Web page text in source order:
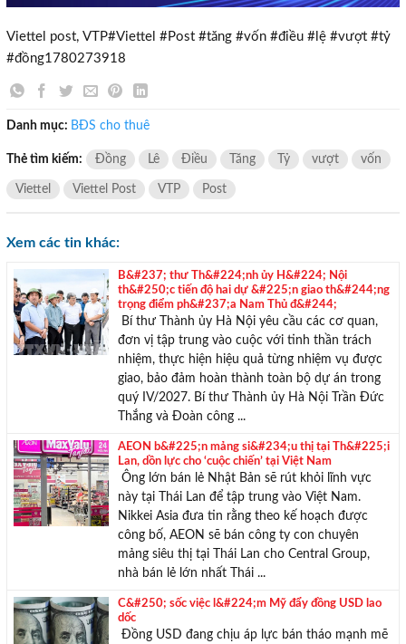
TƯ VẤN MIỄN PHÍ
Với hơn 1000 căn nhà và 50 sales thân thiện, nhiệt tình,
chúng tôi sẽ giúp bạn tìm được BĐS ưng ý!
Viettel post, VTP#Viettel #Post #tăng #vốn #điều #lệ #vượt #tỷ
#đồng1780273918
Danh mục: BĐS cho thuê
Thẻ tìm kiếm: Đồng Lê Điều Tăng Tỷ vượt vốn
Viettel Viettel Post VTP Post
Xem các tin khác:
B&#237; thư Th&#224;nh ủy H&#224; Nội
th&#250;c tiến độ hai dự &#225;n giao th&#244;ng
trọng điểm ph&#237;a Nam Thủ đ&#244;
Bí thư Thành ủy Hà Nội yêu cầu các cơ quan,
đơn vị tập trung vào cuộc với tinh thần trách
nhiệm, thực hiện hiệu quả từng nhiệm vụ được
giao, bảo đảm hoàn thành toàn bộ dự án trong
quý IV/2027. Bí thư Thành ủy Hà Nội Trần Đức
Thắng và Đoàn công ...
AEON b&#225;n mảng si&#234;u thị tại Th&#225;i
Lan, dồn lực cho ‘cuộc chiến’ tại Việt Nam
Ông lớn bán lẻ Nhật Bản sẽ rút khỏi lĩnh vực
này tại Thái Lan để tập trung vào Việt Nam.
Nikkei Asia đưa tin rằng theo kế hoạch được
công bố, AEON sẽ bán công ty con chuyên
mảng siêu thị tại Thái Lan cho Central Group,
nhà bán lẻ lớn nhất Thái ...
C&#250; sốc việc l&#224;m Mỹ đẩy đồng USD lao
dốc
Đồng USD đang chịu áp lực bán tháo mạnh mẽ